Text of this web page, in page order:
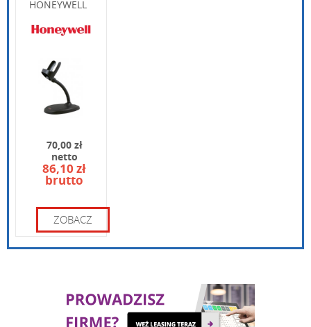
Wpisz kod widoczny na obrazku:
HONEYWELL
70,00 zł
netto
86,10 zł
brutto
ZOBACZ